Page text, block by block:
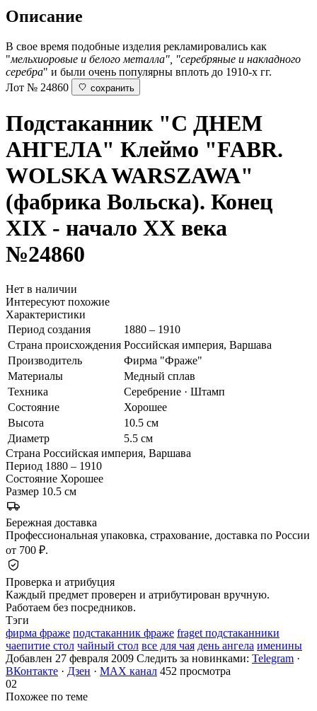
Описание
В свое время подобные изделия рекламировались как
"мельхиоровые и белого металла", "серебряные и накладного
серебра" и были очень популярны вплоть до 1910-х гг.
Лот № 24860
сохранить
Подстаканник "С ДНЕМ
АНГЕЛА" Клеймо "FABR.
WOLSKA WARSZAWA"
(фабрика Вольска). Конец
XIX - начало ХХ века
№24860
Нет в наличии
Интересуют похожие
Характеристики
Период создания
1880 – 1910
Страна происхождения Российская империя, Варшава
Производитель
Фирма "Фраже"
Материалы
Медный сплав
Техника
Серебрение · Штамп
Состояние
Хорошее
Высота
10.5 см
Диаметр
5.5 см
Страна Российская империя, Варшава
Период 1880 – 1910
Состояние Хорошее
Размер 10.5 см
Бережная доставка
Профессиональная упаковка, страхование, доставка по России
от 700 ₽.
Проверка и атрибуция
Каждый предмет проверен и атрибутирован вручную.
Работаем без посредников.
Тэги
фирма фраже подстаканник фраже fraget подстаканники
чаепитие стол чайный стол все для чая день ангела именины
Добавлен 27 февраля 2009 Следить за новинками: Telegram ·
ВКонтакте · Дзен · MAX канал 452 просмотра
02
Похожее по теме